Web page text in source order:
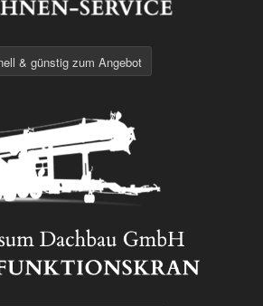
& günstig zum Angebot